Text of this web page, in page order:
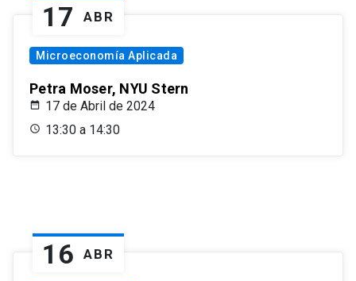
17 ABR
Microeconomía Aplicada
Petra Moser, NYU Stern
17 de Abril de 2024
13:30 a 14:30
16 ABR